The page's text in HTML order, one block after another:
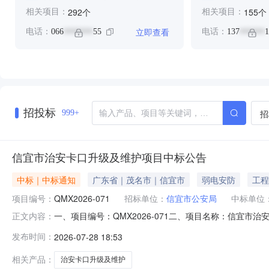
相关项目： 292个
电话： 066 ******* 55 立即查看
相关项目： 155个
电话： 137 ******
招投标 999+
信宜市治安卡口升级及维护项目中标公告
中标｜中标通知 广东省｜茂名市｜信宜市 弱电安防
工程
项目编号： QMX2026-071 招标单位： 信宜市公安局
中标单位
正文内容： 一、项目编号：QMX2026-071二、项目名称：信宜市治
日。七、其他补充事宜号投标单位（投标人）资格符合
29.1439.0017.5085.641
发布时间： 2026-07-28 18:53
相关产品：
治安卡口升级及维护